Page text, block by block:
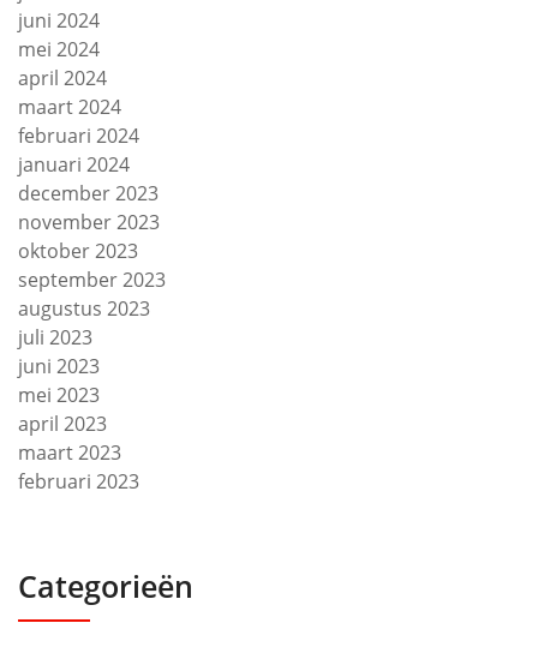
juni 2024
mei 2024
april 2024
maart 2024
februari 2024
januari 2024
december 2023
november 2023
oktober 2023
september 2023
augustus 2023
juli 2023
juni 2023
mei 2023
april 2023
maart 2023
februari 2023
Categorieën